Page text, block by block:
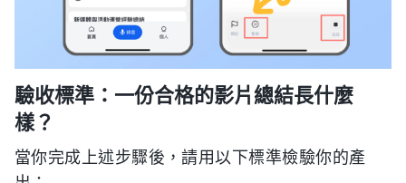
驗收標準：一份合格的影片總結長什麼
樣？
當你完成上述步驟後，請用以下標準檢驗你的產